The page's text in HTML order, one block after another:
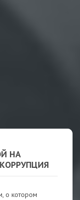
НА
о котором